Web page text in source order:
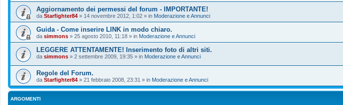
Aggiornamento dei permessi del forum - IMPORTANTE!
da Starfighter84 » 14 novembre 2012, 1:02 » in Moderazione e Annunci
Guida - Come inserire LINK in modo chiaro.
da simmons » 25 agosto 2010, 11:18 » in Moderazione e Annunci
LEGGERE ATTENTAMENTE! Inserimento foto di altri siti.
da simmons » 2 settembre 2009, 19:35 » in Moderazione e Annunci
Regole del Forum.
da Starfighter84 » 21 febbraio 2008, 23:31 » in Moderazione e Annunci
ARGOMENTI